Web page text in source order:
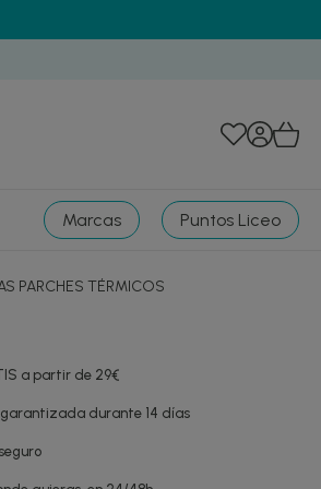
Marcas Puntos Liceo
PARCHES TÉRMICOS
a partir de 29€
garantizada durante 14 días